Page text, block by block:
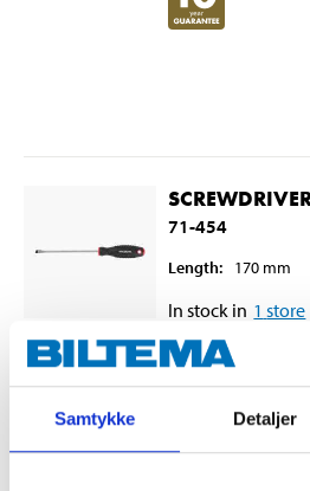
Samtykke Detaljer
71-454
Length: 170 mm
In stock in 1 store